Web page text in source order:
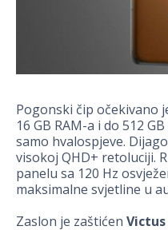
Pogonski čip očekivano
16 GB RAM-a i do 512
samo hvalospjeve.
visokoj QHD+ retoluciji.
panelu sa 120 Hz
maksimalne svjetline u
Zaslon je zaštićen